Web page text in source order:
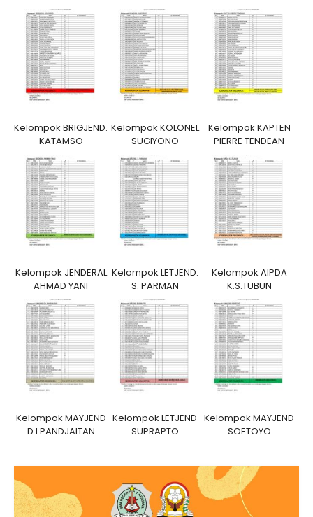
Kelompok BRIGJEND.
KATAMSO
Kelompok KOLONEL
SUGIYONO
Kelompok KAPTEN
PIERRE TENDEAN
Kelompok JENDERAL
AHMAD YANI
Kelompok LETJEND.
S. PARMAN
Kelompok AIPDA
K.S.TUBUN
Kelompok MAYJEND
D.I.PANDJAITAN
Kelompok LETJEND
SUPRAPTO
Kelompok MAYJEND
SOETOYO